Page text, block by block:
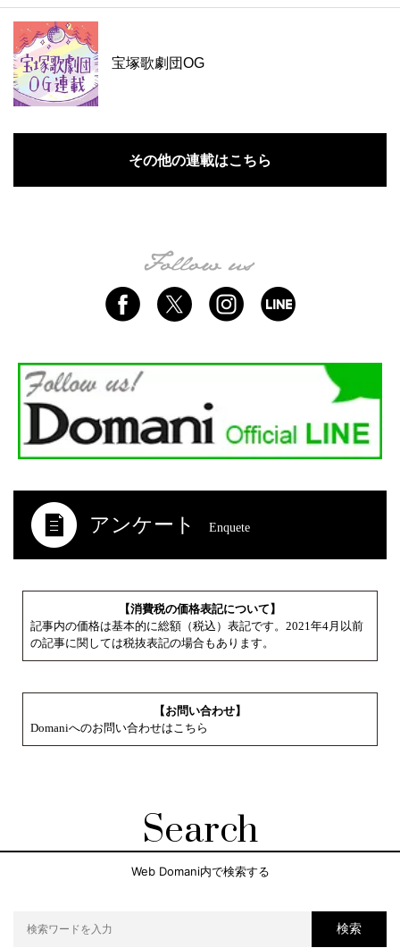
宝塚歌劇団OG
その他の連載はこちら
アンケート Enquete
【消費税の価格表記について】
記事内の価格は基本的に総額（税込）表記です。2021年4月以前
の記事に関しては税抜表記の場合もあります。
【お問い合わせ】
Domaniへのお問い合わせはこちら
Search
Web Domani内で検索する
検索